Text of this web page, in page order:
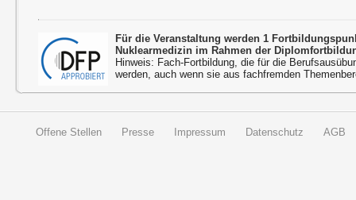
Für die Veranstaltung werden 1
Nuklearmedizin im Rahmen der
Hinweis: Fach-Fortbildung, die für die
werden, auch wenn sie aus fachfremden
Offene Stellen Presse Impressum Datenschutz AGB